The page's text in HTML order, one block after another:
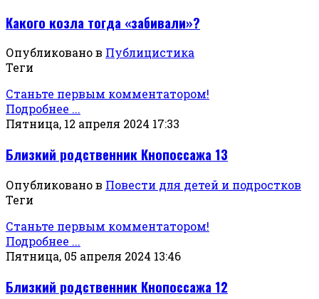
Какого козла тогда «забивали»?
Опубликовано в Публицистика
Теги
Станьте первым комментатором!
Подробнее ...
Пятница, 12 апреля 2024 17:33
Близкий родственник Кнопоссажа 13
Опубликовано в Повести для детей и подростков
Теги
Станьте первым комментатором!
Подробнее ...
Пятница, 05 апреля 2024 13:46
Близкий родственник Кнопоссажа 12